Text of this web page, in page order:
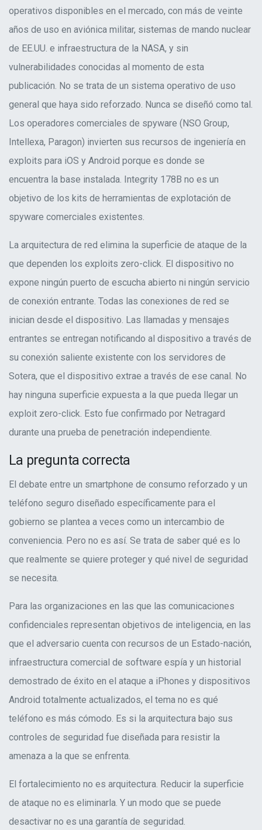
operativos disponibles en el mercado, con más de veinte
años de uso en aviónica militar, sistemas de mando nuclear
de EE.UU. e infraestructura de la NASA, y sin
vulnerabilidades conocidas al momento de esta
publicación. No se trata de un sistema operativo de uso
general que haya sido reforzado. Nunca se diseñó como tal.
Los operadores comerciales de spyware (NSO Group,
Intellexa, Paragon) invierten sus recursos de ingeniería en
exploits para iOS y Android porque es donde se
encuentra la base instalada. Integrity 178B no es un
objetivo de los kits de herramientas de explotación de
spyware comerciales existentes.
La arquitectura de red elimina la superficie de ataque de la
que dependen los exploits zero-click. El dispositivo no
expone ningún puerto de escucha abierto ni ningún servicio
de conexión entrante. Todas las conexiones de red se
inician desde el dispositivo. Las llamadas y mensajes
entrantes se entregan notificando al dispositivo a través de
su conexión saliente existente con los servidores de
Sotera, que el dispositivo extrae a través de ese canal. No
hay ninguna superficie expuesta a la que pueda llegar un
exploit zero-click. Esto fue confirmado por Netragard
durante una prueba de penetración independiente.
La pregunta correcta
El debate entre un smartphone de consumo reforzado y un
teléfono seguro diseñado específicamente para el
gobierno se plantea a veces como un intercambio de
conveniencia. Pero no es así. Se trata de saber qué es lo
que realmente se quiere proteger y qué nivel de seguridad
se necesita.
Para las organizaciones en las que las comunicaciones
confidenciales representan objetivos de inteligencia, en las
que el adversario cuenta con recursos de un Estado-nación,
infraestructura comercial de software espía y un historial
demostrado de éxito en el ataque a iPhones y dispositivos
Android totalmente actualizados, el tema no es qué
teléfono es más cómodo. Es si la arquitectura bajo sus
controles de seguridad fue diseñada para resistir la
amenaza a la que se enfrenta.
El fortalecimiento no es arquitectura. Reducir la superficie
de ataque no es eliminarla. Y un modo que se puede
desactivar no es una garantía de seguridad.